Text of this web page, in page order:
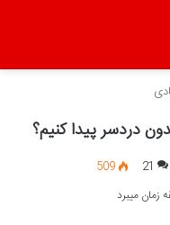
دردسر پیدا کنیم؟
21
509